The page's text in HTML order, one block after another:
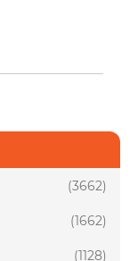
(3662)
(1662)
(1128)